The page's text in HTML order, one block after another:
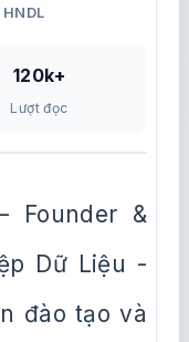
120k+
Lượt đọc
Founder &
Dữ Liệu -
đào tạo và